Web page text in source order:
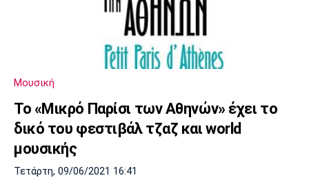
Μουσική
Το «Μικρό Παρίσι των Αθηνών» έχει το
δικό του φεστιβάλ τζαζ και world
μουσικής
Τετάρτη, 09/06/2021 16:41